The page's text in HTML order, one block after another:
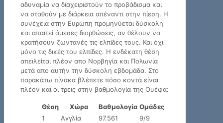
αδυναμία να διαχειριστούν το προβάδισμα και
να σταθούν με διάρκεια απέναντι στην πίεση. Η
συνέχεια στην Ευρώπη προμηνύεται δύσκολη
και απαιτεί άμεσες διορθώσεις, αν θέλουν να
κρατήσουν ζωντανές τις ελπίδες τους. Και όχι
μόνο τις δικές του ελπίδες. Η ενδέκατη θέση
απειλείται πλέον απο Νορβηγία και Πολωνία
μετά απο αυτήν την δύσκολη εβδομάδα. Στο
παρακάτω πίνακα βλέπετε πόσο κοντά είναι
πλέον και οι τρεις στην βαθμολογία της Ουέφα:
Θέση Χώρα Βαθμολογία Ομάδες
1
Αγγλία 97.561
9/9